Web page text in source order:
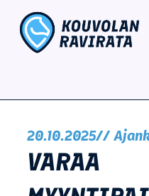
content
sisältöön
20.10.2025//
VARAA